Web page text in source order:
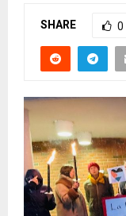
SHARE 0